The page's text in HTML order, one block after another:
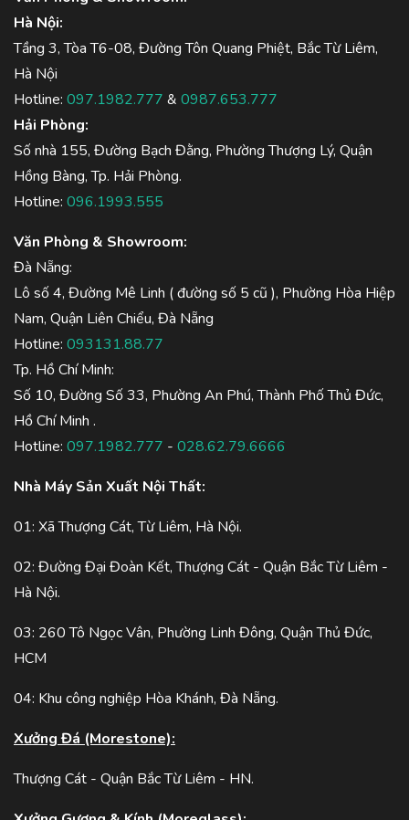
Hà Nội:
Tầng 3, Tòa T6-08, Đường Tôn Quang Phiệt, Bắc Từ Liêm,
Hà Nội
Hotline: 097.1982.777 & 0987.653.777
Hải Phòng:
Số nhà 155, Đường Bạch Đằng, Phường Thượng Lý, Quận
Hồng Bàng, Tp. Hải Phòng.
Hotline: 096.1993.555
Văn Phòng & Showroom:
Đà Nẵng:
Lô số 4, Đường Mê Linh ( đường số 5 cũ ), Phường Hòa Hiệp
Nam, Quận Liên Chiểu, Đà Nẵng
Hotline: 093131.88.77
Tp. Hồ Chí Minh:
Số 10, Đường Số 33, Phường An Phú, Thành Phố Thủ Đức,
Hồ Chí Minh .
Hotline: 097.1982.777 - 028.62.79.6666
Nhà Máy Sản Xuất Nội Thất:
01: Xã Thượng Cát, Từ Liêm, Hà Nội.
02: Đường Đại Đoàn Kết, Thượng Cát - Quận Bắc Từ Liêm -
Hà Nội.
03: 260 Tô Ngọc Vân, Phường Linh Đông, Quận Thủ Đức,
HCM
04: Khu công nghiệp Hòa Khánh, Đà Nẵng.
Xưởng Đá (Morestone):
Thượng Cát - Quận Bắc Từ Liêm - HN.